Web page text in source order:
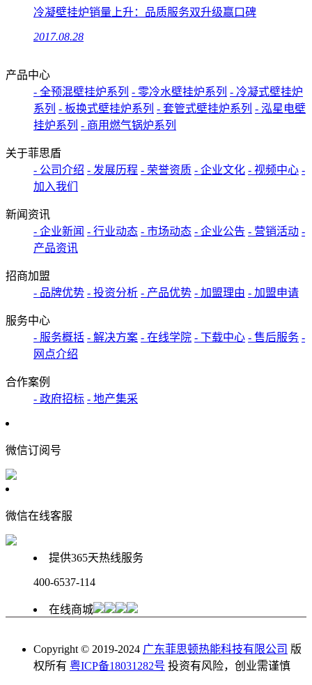
冷凝壁挂炉销量上升：品质服务双升级赢口碑
2017.08.28
产品中心
- 全预混壁挂炉系列 - 零冷水壁挂炉系列 - 冷凝式壁挂炉
系列 - 板换式壁挂炉系列 - 套管式壁挂炉系列 - 泓星电壁
挂炉系列 - 商用燃气锅炉系列
关于菲思盾
- 公司介绍 - 发展历程 - 荣誉资质 - 企业文化 - 视频中心 -
加入我们
新闻资讯
- 企业新闻 - 行业动态 - 市场动态 - 企业公告 - 营销活动 -
产品资讯
招商加盟
- 品牌优势 - 投资分析 - 产品优势 - 加盟理由 - 加盟申请
服务中心
- 服务概括 - 解决方案 - 在线学院 - 下载中心 - 售后服务 -
网点介绍
合作案例
- 政府招标 - 地产集采
微信订阅号
微信在线客服
提供365天热线服务
400-6537-114
在线商城
Copyright © 2019-2024 广东菲思顿热能科技有限公司 版
权所有 粤ICP备18031282号 投资有风险，创业需谨慎